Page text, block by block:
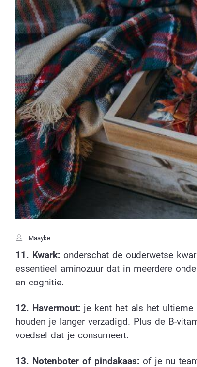
Maayke
11. Kwark: onderschat de ouderwetse
essentieel aminozuur dat in meerdere
en cognitie.
12. Havermout: je kent het als het ultieme
houden je langer verzadigd. Plus de B-
voedsel dat je consumeert.
13. Notenboter of pindakaas: of je nu